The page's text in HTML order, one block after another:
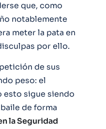
que, como
notablemente
meter la pata en
por ello.
de sus
peso: el
esto sigue siendo
de forma
la Seguridad